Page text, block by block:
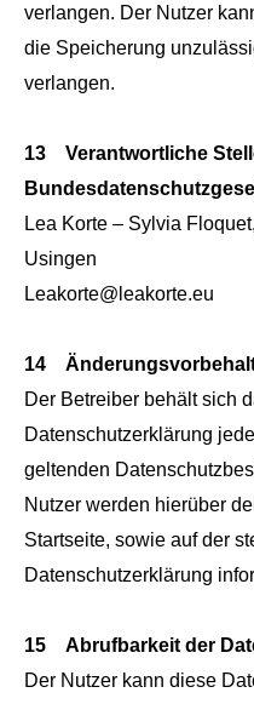
verlangen. Der Nutzer
die Speicherung
verlangen.
13 Verantwortliche
Lea Korte – Sylvia
Usingen
Leakorte@leakorte.eu
14
Der Betreiber behält sich
Datenschutzerklärung
geltenden
Nutzer werden hierüber
Startseite, sowie auf der
Datenschutzerklärung
15 Abrufbarkeit der
Der Nutzer kann diese